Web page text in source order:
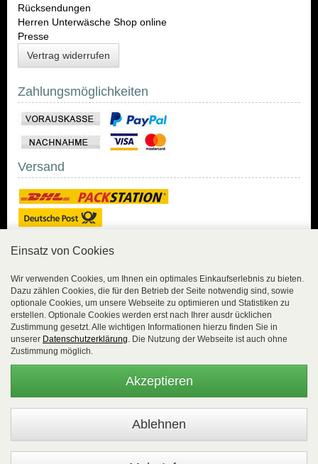
Rücksendungen
Herren Unterwäsche Shop online
Presse
Vertrag widerrufen
Zahlungsmöglichkeiten
Versand
Sicher Einkaufen mit
Trusted Shops und
Geld-zurück-Garantie.
übertragen.
Die Shop-Server sind PCI-zertifiziert.
Einsatz von Cookies
Wir verwenden Cookies, um Ihnen ein optimales Einkaufserlebnis zu bieten.
Dazu zählen Cookies, die für den Betrieb der Seite notwendig sind, sowie
optionale Cookies, um unsere Webseite zu optimieren und Statistiken zu
erstellen. Optionale Cookies werden erst nach Ihrer ausdr ücklichen
Zustimmung gesetzt. Alle wichtigen Informationen hierzu finden Sie in
unserer Datenschutzerklärung. Die Nutzung der Webseite ist auch ohne
Zustimmung möglich.
Akzeptieren